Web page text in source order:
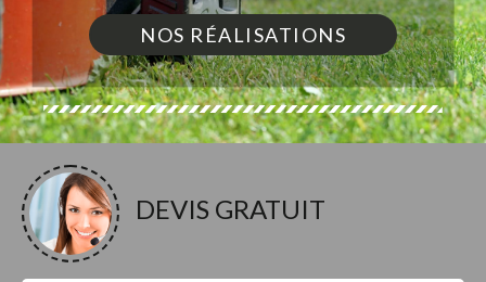
NOS RÉALISATIONS
DEVIS GRATUIT